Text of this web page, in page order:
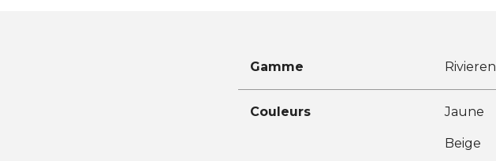
Gamme Rivieren
Couleurs Jaune
Beige